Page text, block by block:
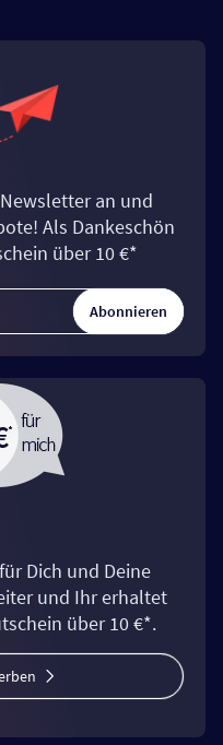
an und
Als Dankeschön
über 10 €*
Abonnieren
Dich und Deine
und Ihr erhaltet
über 10 €*.